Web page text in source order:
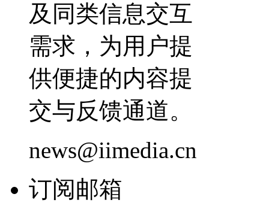
及同类信息交互
需求，为用户提
供便捷的内容提
交与反馈通道。
news@iimedia.cn
订阅邮箱